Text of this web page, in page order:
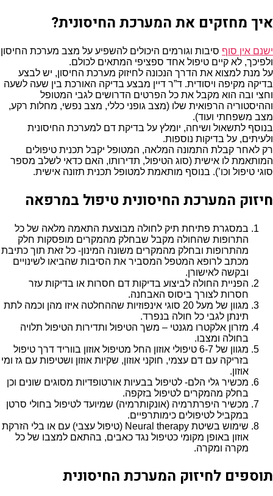
איך מחזקים את המערכת החיסונית?
ישנם אין סוף סיבות וגורמים היכולים להשפיע על מצב מערכת החיסון
ולפיכך, לא קיים טיפול אחד ספציפי המתאים לכולם.
על מנת למצוא את הדרך הנכונה לחיזוק מערכת החיסון, יש לבצע
בדיקה מקיפה ויסודית. ד”ר דיין מבצע בדיקה האורכת בין שעה לשעה
וחצי ובה הוא מקבל את כל הפרטים הדרושים לגבי המטופל
וההיסטוריה הרפואית שלו (מצב גופני כללי, מצב נפשי, מחלות רקע,
מצב משפחתי ועוד).
בנוסף לתשאול ושיחה, יומלץ על בדיקת דם למערכת החיסונית
ולעיתים, על בדיקות נוספות.
רק לאחר קבלת התמונה המלאה, המטופל יקבל תכנית טיפולים
המותאמת לו אישית (סוג הטיפול, תדירותו, האם כדאי לשלב מספר
סוגי טיפול וכו’). בנוסף מותאמת למטופל תכנית תזונה אישית.
חיזוק המערכת החיסונית טיפול במרפאה
במסגרת פתיחת תיק לחולה מבוצעת התאמה מלאה של כל
התרופות שהחולה מקבל שבחלק מהמקרים מופסקות חלק
מהתרופות ובחלק מהמקרים משונה המינון- כל זאת תוך כתיבת
מכתב לרופא המטפל המסביר את הסיבות שהביאו לשינויים
ובקשה לאישורן.
הפניית החולה לביצוע בדיקות דם חסרות או בדיקות עזר
חסרות לצורך ביסוס האבחנה.
מגוון של מעל 20 סוגי אינפוזיות שההחלטה איזו מהן וכמה לתת
תינתן לגבי כל חולה בנפרד.
מזרון אלקטרו מגנטי – משך הטיפול ותדירות הטיפול תלויה
בחולה ומצבו.
מגוון של 6-7 טיפולי אוזון החל מטיפול אוזון בווריד דרך טיפול
בזריקה עם דם עצמי, חוקני אוזון, שקיות אוזון ושטיפות עם גז ומי
אוזון.
מכשיר גלי הלם- לטיפול בבעיות אורטופדיות מסוגים שונים וכן
בחלק מהמקרים לטיפול בזקפה.
מכשיר היפרתרמיה (אונקותרמיה) שמיועד לטיפול בחולי סרטן
במקביל לטיפולים כימותרפיים.
שימוש בשיטת Neural therapy (טיפול עצבי) עם או בלי הזרקת
אוזון באופן מקומי כטיפול נגד כאבים, בהתאם למצבו של כל
מקרה ומקרה.
תוספים לחיזוק המערכת החיסונית